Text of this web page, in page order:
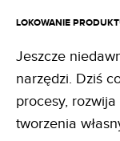
LOKOWANIE
Jeszcze
narzędzi. Dziś
procesy,
tworzenia